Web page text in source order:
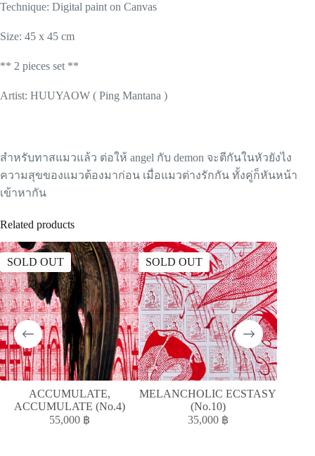
Technique: Digital paint on Canvas
Size: 45 x 45 cm
** 2 pieces set **
Artist: HUUYAOW ( Ping Mantana )
สำหรับทาสแมวแล้ว ต่อให้ angel กับ demon จะตีกันในหัวยังไง
ความสุขของแมวต้องมาก่อน เมื่อแมวต่างรักกัน ทั้งคู่ก็หันหน้า
เข้าหากัน
Related products
SOLD OUT
ACCUMULATE,
ACCUMULATE (No.4)
55,000 ฿
SOLD OUT
MELANCHOLIC ECSTASY
(No.10)
35,000 ฿